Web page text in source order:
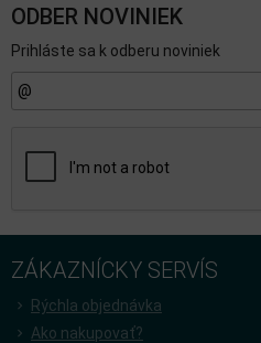
ODBER NOVINIEK
Prihláste sa k odberu noviniek
ZÁKAZNÍCKY SERVÍS
Rýchla objednávka
Ako nakupovať?